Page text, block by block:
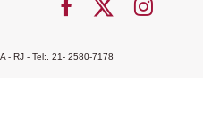
- RJ - Tel:. 21- 2580-7178